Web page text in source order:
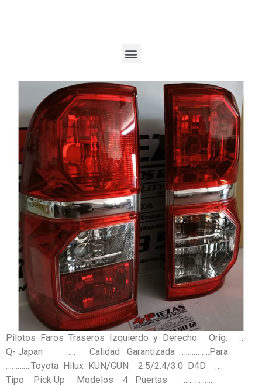
Pilotos Faros Traseros Izquierdo y Derecho Orig. …
Q- Japan ….. Calidad Garantizada ……… ….Para
………….Toyota Hilux KUN/GUN 2.5/2.4/3.0 D4D ….
Tipo Pick Up Modelos 4 Puertas …………….